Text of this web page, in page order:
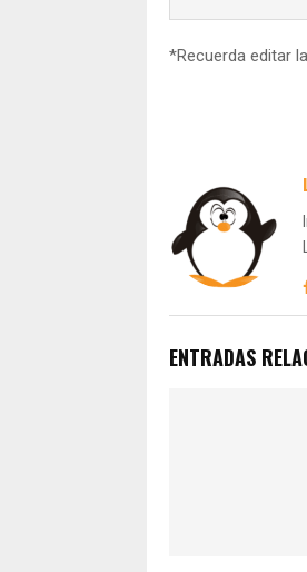
*Recuerda editar
ENTRADAS